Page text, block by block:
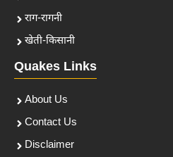
राग-रागनी
खेती-किसानी
Quakes Links
About Us
Contact Us
Disclaimer